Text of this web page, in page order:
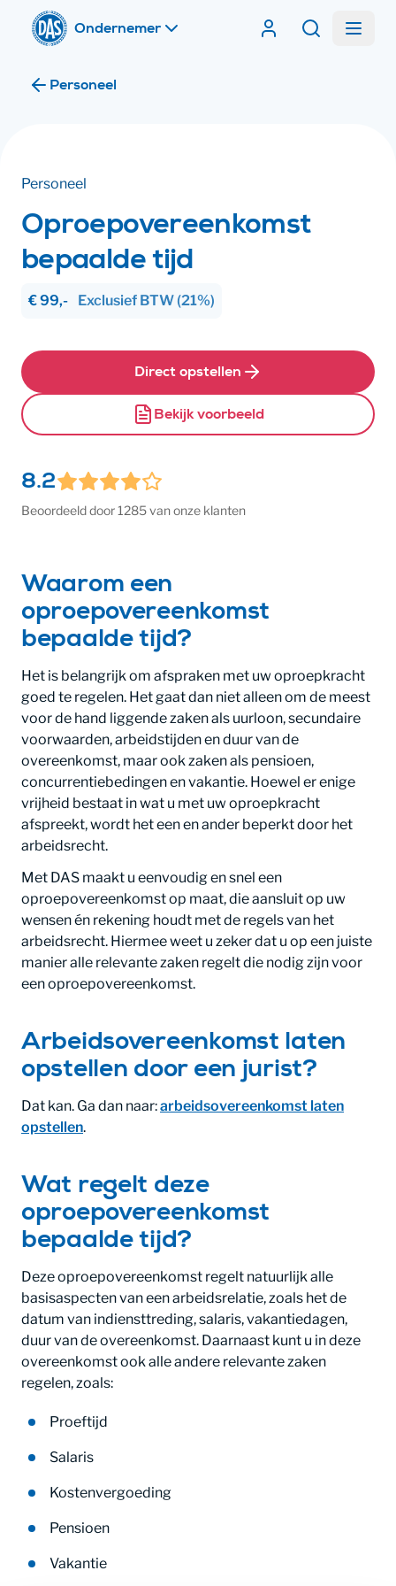
Ik ben
Home
Contracten van
ZoekenMenu
Personeel
Personeel
Oproepovereenkomst
bepaalde tijd
€ 99,- Exclusief BTW (21%)
Direct opstellen
Bekijk voorbeeld
8.2
Beoordeeld door 1285 van onze klanten
Waarom een
oproepovereenkomst
bepaalde tijd?
Het is belangrijk om afspraken met uw oproepkracht
goed te regelen. Het gaat dan niet alleen om de meest
voor de hand liggende zaken als uurloon, secundaire
voorwaarden, arbeidstijden en duur van de
overeenkomst, maar ook zaken als pensioen,
concurrentiebedingen en vakantie. Hoewel er enige
vrijheid bestaat in wat u met uw oproepkracht
afspreekt, wordt het een en ander beperkt door het
arbeidsrecht.
Met DAS maakt u eenvoudig en snel een
oproepovereenkomst op maat, die aansluit op uw
wensen én rekening houdt met de regels van het
arbeidsrecht. Hiermee weet u zeker dat u op een juiste
manier alle relevante zaken regelt die nodig zijn voor
een oproepovereenkomst.
Arbeidsovereenkomst laten
opstellen door een jurist?
Dat kan. Ga dan naar:arbeidsovereenkomst laten
opstellen.
Wat regelt deze
oproepovereenkomst
bepaalde tijd?
Deze oproepovereenkomst regelt natuurlijk alle
basisaspecten van een arbeidsrelatie, zoals het de
datum van indiensttreding, salaris, vakantiedagen,
duur van de overeenkomst. Daarnaast kunt u in deze
overeenkomst ook alle andere relevante zaken
regelen, zoals:
Proeftijd
Salaris
Kostenvergoeding
Pensioen
Vakantie